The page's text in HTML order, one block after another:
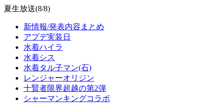
夏生放送(8/8)
新情報/発表内容まとめ
アプデ実装日
水着ハイラ
水着シス
水着タル子マン(石)
レンジャーオリジン
十賢者限界超越の第2弾
シャーマンキングコラボ